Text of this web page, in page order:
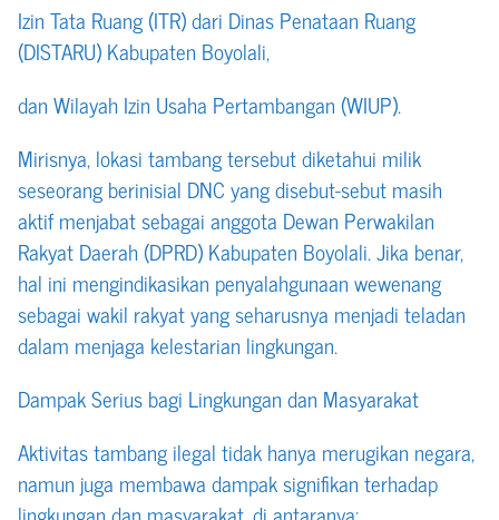
Izin Tata Ruang (ITR) dari Dinas Penataan Ruang
(DISTARU) Kabupaten Boyolali,
dan Wilayah Izin Usaha Pertambangan (WIUP).
Mirisnya, lokasi tambang tersebut diketahui milik
seseorang berinisial DNC yang disebut-sebut masih
aktif menjabat sebagai anggota Dewan Perwakilan
Rakyat Daerah (DPRD) Kabupaten Boyolali. Jika benar,
hal ini mengindikasikan penyalahgunaan wewenang
sebagai wakil rakyat yang seharusnya menjadi teladan
dalam menjaga kelestarian lingkungan.
Dampak Serius bagi Lingkungan dan Masyarakat
Aktivitas tambang ilegal tidak hanya merugikan negara,
namun juga membawa dampak signifikan terhadap